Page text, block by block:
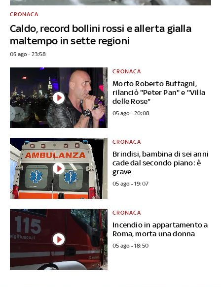
Caldo, record bollini rossi e allerta gialla
maltempo in sette regioni
CRONACA
05 ago - 23:58
Morto Roberto Buffagni,
rilanciò "Peter Pan" e "Villa
delle Rose"
CRONACA
05 ago - 20:08
Brindisi, bambina di sei anni
cade dal secondo piano: è
grave
CRONACA
05 ago - 19:07
Incendio in appartamento a
Roma, morta una donna
CRONACA
05 ago - 18:50